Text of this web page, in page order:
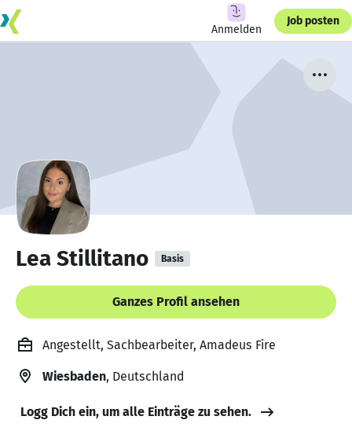
Anmelden
Job posten
Lea Stillitano Basis
Ganzes Profil ansehen
Angestellt, Sachbearbeiter, Amadeus Fire
Wiesbaden, Deutschland
Logg Dich ein, um alle Einträge zu sehen.